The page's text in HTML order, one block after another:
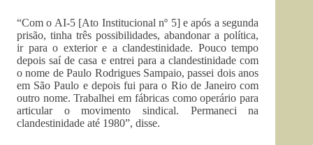
“Com o AI-5 [Ato Institucional nº 5] e após a segunda
prisão, tinha três possibilidades, abandonar a política,
ir para o exterior e a clandestinidade. Pouco tempo
depois saí de casa e entrei para a clandestinidade com
o nome de Paulo Rodrigues Sampaio, passei dois anos
em São Paulo e depois fui para o Rio de Janeiro com
outro nome. Trabalhei em fábricas como operário para
articular o movimento sindical. Permaneci na
clandestinidade até 1980”, disse.